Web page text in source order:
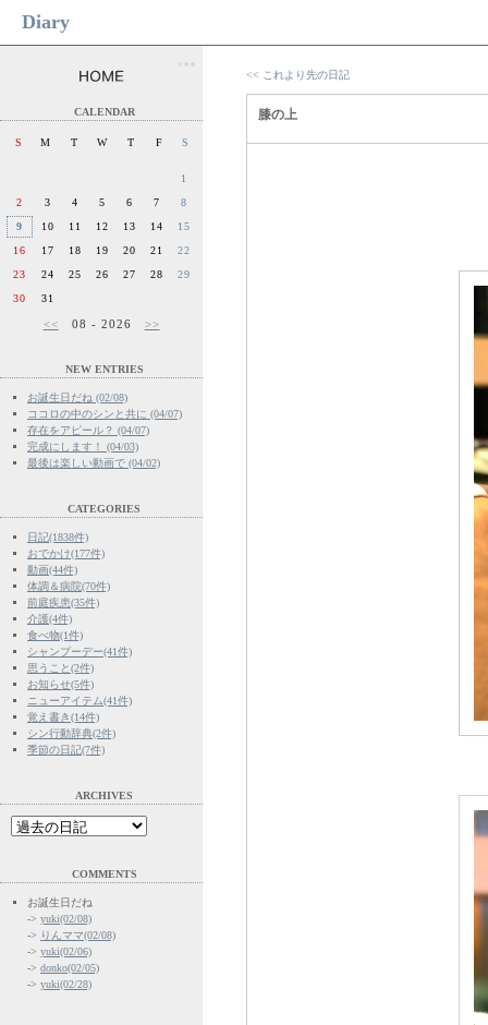
Diary
<< これより先の日記
膝の上
●●
CALENDAR
S M T W T F S
1
2
3 4 5 6 7
8
9
10 11 12 13 14
15
16
17 18 19 20 21
22
23
24 25 26 27 28
29
30
31
<< 08 - 2026 >>
NEW ENTRIES
お誕生日だね (02/08)
ココロの中のシンと共に (04/07)
存在をアピール？ (04/07)
完成にします！ (04/03)
最後は楽しい動画で (04/02)
CATEGORIES
日記(1838件)
おでかけ(177件)
動画(44件)
体調＆病院(70件)
前庭疾患(35件)
介護(4件)
食べ物(1件)
シャンプーデー(41件)
思うこと(2件)
お知らせ(5件)
ニューアイテム(41件)
覚え書き(14件)
シン行動辞典(2件)
季節の日記(7件)
ARCHIVES
COMMENTS
お誕生日だね
-> yuki(02/08)
-> りんママ(02/08)
-> yuki(02/06)
-> donko(02/05)
-> yuki(02/28)